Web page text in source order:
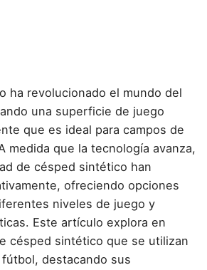
ha revolucionado el mundo del
una superficie de juego
que es ideal para campos de
medida que la tecnología avanza,
de césped sintético han
ofreciendo opciones
niveles de juego y
Este artículo explora en
césped sintético que se utilizan
destacando sus